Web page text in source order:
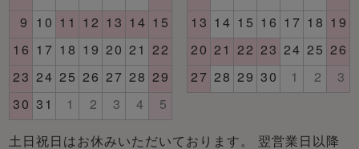
土日祝日はお休みいただいております。 翌営業日以降